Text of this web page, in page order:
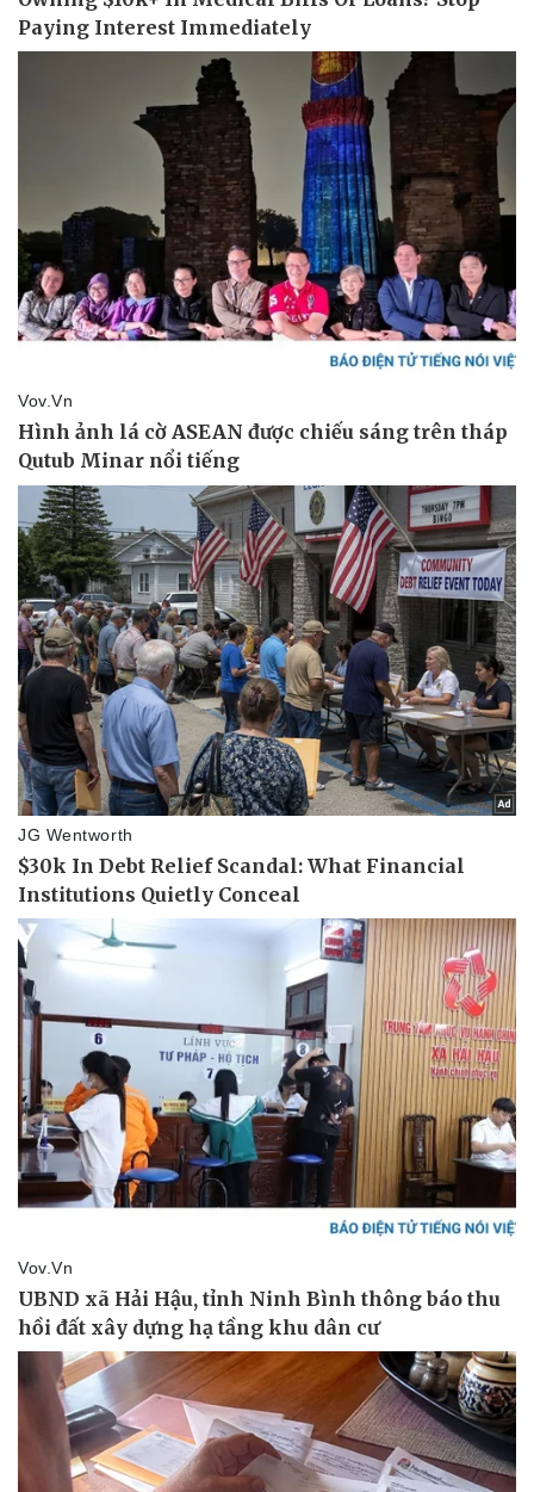
Pháp luật
Vụ án
Tin nóng
Tư vấn luật
Quân sự - Quốc phòng
Vũ khí
Việt Nam
Phân tích